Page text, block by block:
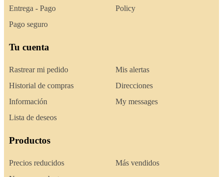
Entrega - Pago
Pago seguro
Policy
Tu cuenta
Rastrear mi pedido
Historial de compras
Información
Lista de deseos
Mis alertas
Direcciones
My messages
Productos
Precios reducidos
Más vendidos